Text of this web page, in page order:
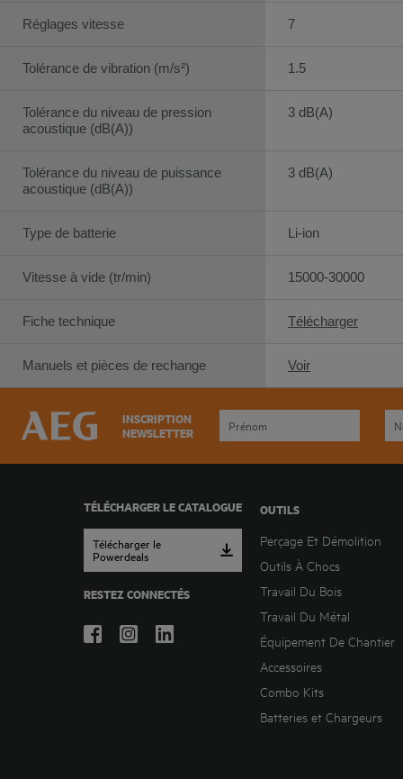
Réglages vitesse
Tolérance de vibration (m/s²)
Tolérance du niveau de pression
acoustique (dB(A))
Tolérance du niveau de puissance
acoustique (dB(A))
Type de batterie
Vitesse à vide (tr/min)
Fiche technique
Manuels et pièces de rechange
7
1.5
3 dB(A)
3 dB(A)
Li-ion
15000-30000
Télécharger
Voir
INSCRIPTION
NEWSLETTER
TÉLÉCHARGER LE CATALOGUE
Télécharger le
Powerdeals
RESTEZ CONNECTÉS
OUTILS
Perçage Et Démolition
Outils À Chocs
Travail Du Bois
Travail Du Métal
Équipement De Chantier
Accessoires
Combo Kits
Batteries et Chargeurs